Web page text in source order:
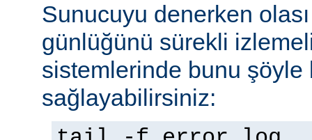
Sunucuyu denerken
günlüğünü sürekli
sistemlerinde bunu şöyle
sağlayabilirsiniz: